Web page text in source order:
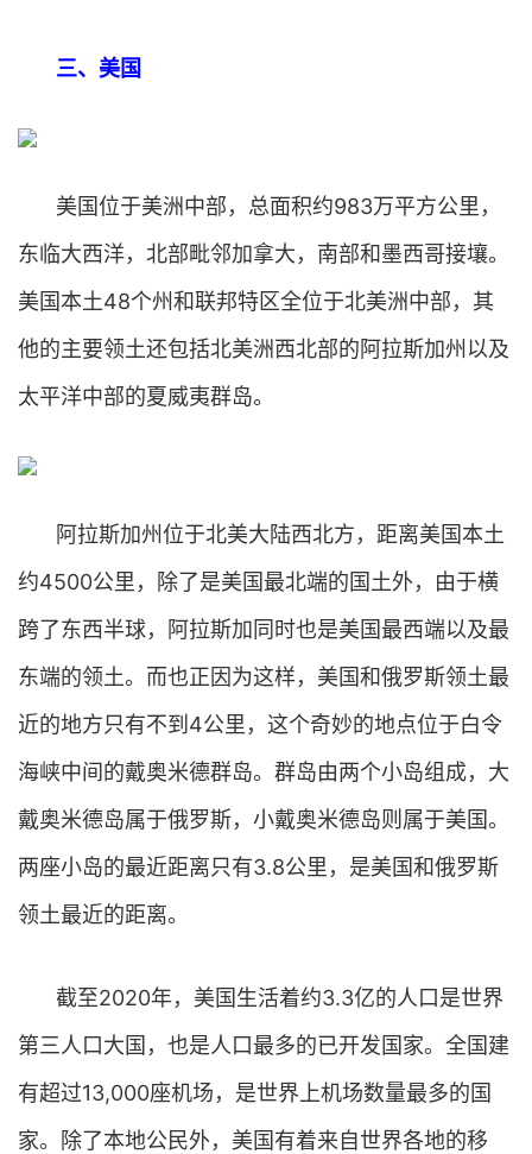
三、美国
美国位于美洲中部，总面积约983万平方公里，
东临大西洋，北部毗邻加拿大，南部和墨西哥接壤。
美国本土48个州和联邦特区全位于北美洲中部，其
他的主要领土还包括北美洲西北部的阿拉斯加州以及
太平洋中部的夏威夷群岛。
阿拉斯加州位于北美大陆西北方，距离美国本土
约4500公里，除了是美国最北端的国土外，由于横
跨了东西半球，阿拉斯加同时也是美国最西端以及最
东端的领土。而也正因为这样，美国和俄罗斯领土最
近的地方只有不到4公里，这个奇妙的地点位于白令
海峡中间的戴奥米德群岛。群岛由两个小岛组成，大
戴奥米德岛属于俄罗斯，小戴奥米德岛则属于美国。
两座小岛的最近距离只有3.8公里，是美国和俄罗斯
领土最近的距离。
截至2020年，美国生活着约3.3亿的人口是世界
第三人口大国，也是人口最多的已开发国家。全国建
有超过13,000座机场，是世界上机场数量最多的国
家。除了本地公民外，美国有着来自世界各地的移